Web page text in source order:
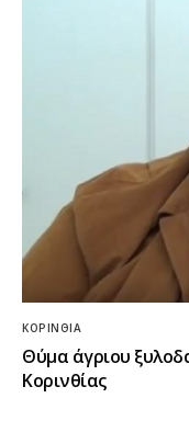
ΚΟΡΙΝΘΊΑ
Θύμα άγριου
Κορινθίας